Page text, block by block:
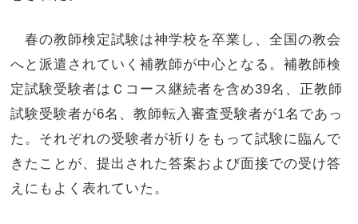
春の教師検定試験は神学校を卒業し、全国の教会
へと派遣されていく補教師が中心となる。補教師検
定試験受験者はＣコース継続者を含め39名、正教師
試験受験者が6名、教師転入審査受験者が1名であっ
た。それぞれの受験者が祈りをもって試験に臨んで
きたことが、提出された答案および面接での受け答
えにもよく表れていた。